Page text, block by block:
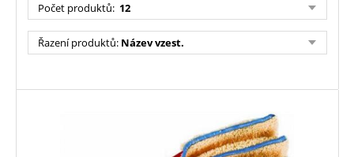
Počet produktů: 12
Řazení produktů: Název vzest.